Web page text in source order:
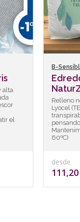
alta
el
B-
Relleno
Lyocel
60ºC)
desde